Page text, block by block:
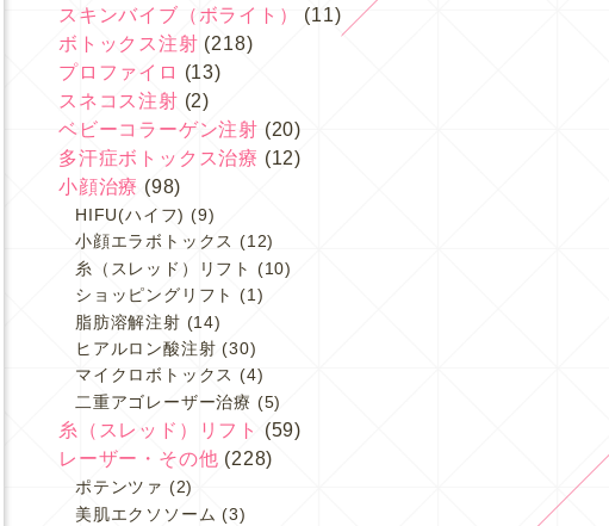
スキンバイブ（ボライト）
(11)
ボトックス注射 (218)
プロファイロ (13)
スネコス注射 (2)
ベビーコラーゲン注射 (20)
多汗症ボトックス治療 (12)
小顔治療 (98)
HIFU(ハイフ) (9)
小顔エラボトックス (12)
糸（スレッド）リフト
(10)
ショッピングリフト
(1)
脂肪溶解注射 (14)
ヒアルロン酸注射 (30)
マイクロボトックス (4)
二重アゴレーザー治療 (5)
糸（スレッド）リフト
(59)
レーザー・その他 (228)
ポテンツァ (2)
美肌エクソソーム (3)